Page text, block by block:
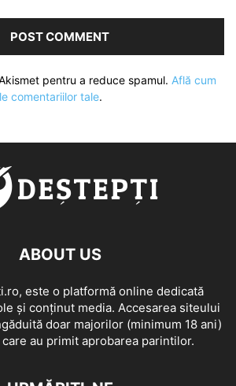
pentru a reduce spamul. Află cum
comentariilor tale.
ABOUT US
este o platformă online dedicată
și conținut media. Accesarea siteului
doar majorilor (minimum 18 ani)
au primit aprobarea parintilor.